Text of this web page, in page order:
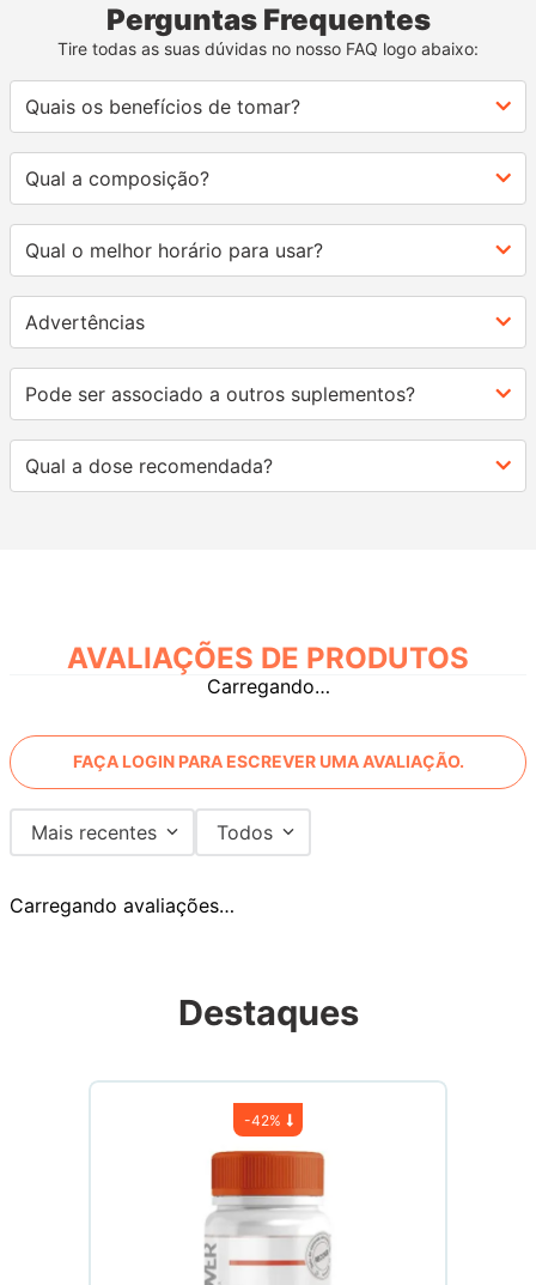
Perguntas Frequentes
Tire todas as suas dúvidas no nosso FAQ logo abaixo:
Quais os benefícios de tomar?
Qual a composição?
Qual o melhor horário para usar?
Advertências
Pode ser associado a outros suplementos?
Qual a dose recomendada?
AVALIAÇÕES
Carregando…
FAÇA LOGIN PARA ESCREVER UMA AVALIAÇÃO.
Mais recentes Todos
Carregando avaliações…
Destaques
-42%